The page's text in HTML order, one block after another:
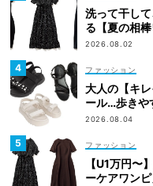
洗って干し
る【夏の相
2026.08.02
ファッション
大人の【キ
ール…歩きや
2026.08.04
ファッション
【U1万円〜
ーケアワンピ